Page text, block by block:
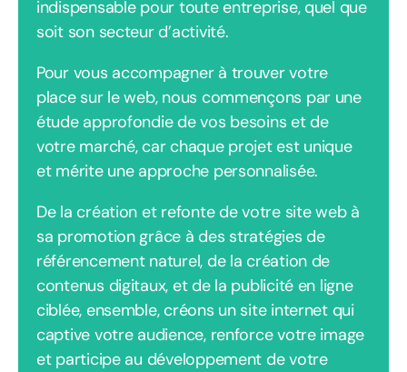
indispensable pour toute entreprise, quel que
soit son secteur d’activité.
Pour vous accompagner à trouver votre
place sur le web, nous commençons par une
étude approfondie de vos besoins et de
votre marché, car chaque projet est unique
et mérite une approche personnalisée.
De la création et refonte de votre site web à
sa promotion grâce à des stratégies de
référencement naturel, de la création de
contenus digitaux, et de la publicité en ligne
ciblée, ensemble, créons un site internet qui
captive votre audience, renforce votre image
et participe au développement de votre